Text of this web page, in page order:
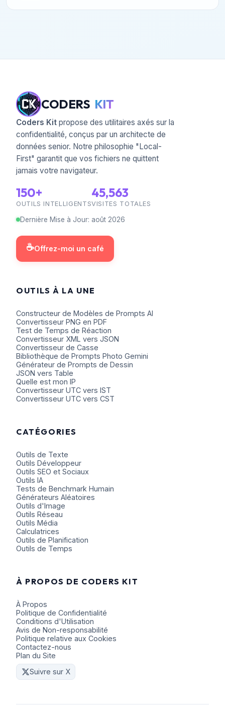
CODERS KIT
Coders Kit propose des utilitaires axés sur la
confidentialité, conçus par un architecte de
données senior. Notre philosophie "Local-
First" garantit que vos fichiers ne quittent
jamais votre navigateur.
150+
OUTILS INTELLIGENTS
45,563
VISITES TOTALES
Dernière Mise à Jour: août 2026
☕Offrez-moi un café
OUTILS À LA UNE
Constructeur de Modèles de Prompts AI
Convertisseur PNG en PDF
Test de Temps de Réaction
Convertisseur XML vers JSON
Convertisseur de Casse
Bibliothèque de Prompts Photo Gemini
Générateur de Prompts de Dessin
JSON vers Table
Quelle est mon IP
Convertisseur UTC vers IST
Convertisseur UTC vers CST
CATÉGORIES
Outils de Texte
Outils Développeur
Outils SEO et Sociaux
Outils IA
Tests de Benchmark Humain
Générateurs Aléatoires
Outils d'Image
Outils Réseau
Outils Média
Calculatrices
Outils de Planification
Outils de Temps
À PROPOS DE CODERS KIT
À Propos
Politique de Confidentialité
Conditions d'Utilisation
Avis de Non-responsabilité
Politique relative aux Cookies
Contactez-nous
Plan du Site
Suivre sur X